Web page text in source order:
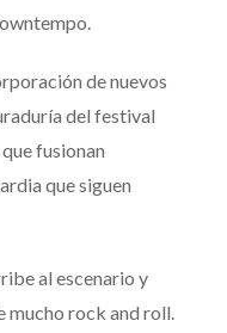
de nuevos
del festival
fusionan
que siguen
al escenario y
mucho rock and roll.